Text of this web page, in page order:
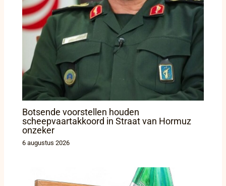
Botsende voorstellen houden
scheepvaartakkoord in Straat van Hormuz
onzeker
6 augustus 2026